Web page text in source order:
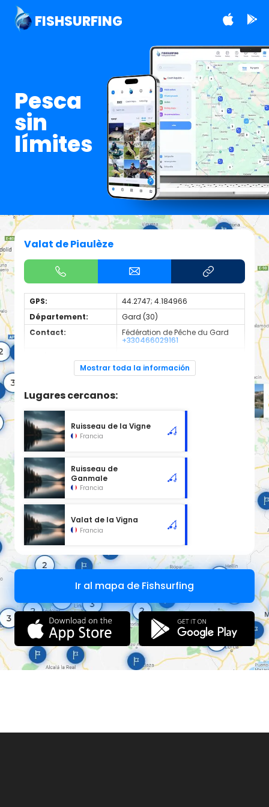
FISHSURFING
Pesca
sin
límites
Valat de Piaulèze
GPS:
44.2747; 4.184966
Département:
Gard (30)
Contact:
Fédération de Pêche du Gard
+330466029161
blanc
Cours d'eau d'une longueur de 0.73 km classé en 2ème
Mostrar toda la información
Lugares cercanos:
Ruisseau de la Vigne
Francia
Ruisseau de
Ganmale
Francia
Valat de la Vigna
Francia
Ir al mapa de Fishsurfing